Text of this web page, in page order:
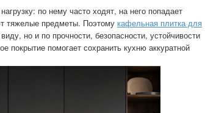
по нему часто ходят, на него попадает
тяжелые предметы. Поэтому кафельная плитка для
но и по прочности, безопасности, устойчивости
покрытие помогает сохранить кухню аккуратной